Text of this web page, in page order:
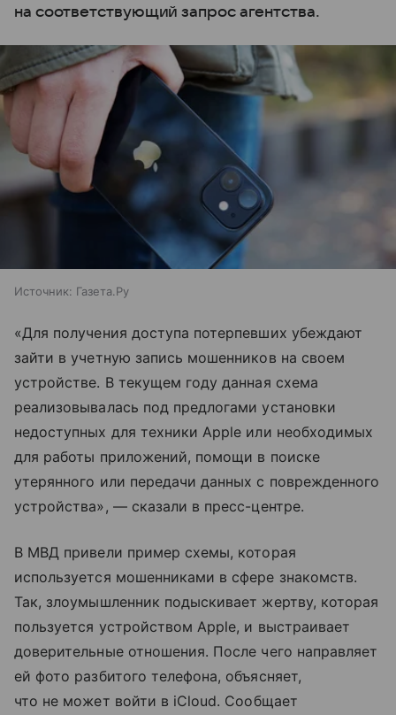
на соответствующий запрос агентства.
Источник: Газета.Ру
«Для получения доступа потерпевших убеждают
зайти в учетную запись мошенников на своем
устройстве. В текущем году данная схема
реализовывалась под предлогами установки
недоступных для техники Apple или необходимых
для работы приложений, помощи в поиске
утерянного или передачи данных с поврежденного
устройства», — сказали в пресс-центре.
В МВД привели пример схемы, которая
используется мошенниками в сфере знакомств.
Так, злоумышленник подыскивает жертву, которая
пользуется устройством Apple, и выстраивает
доверительные отношения. После чего направляет
ей фото разбитого телефона, объясняет,
что не может войти в iCloud. Сообщает